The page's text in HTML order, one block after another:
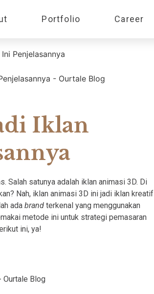
Portfolio Career
Penjelasannya
Iklan
Salah satunya adalah iklan animasi 3D. Di
Nah, iklan animasi 3D ini jadi iklan kreatif
ada brand terkenal yang menggunakan
metode ini untuk strategi pemasaran
ini, ya!